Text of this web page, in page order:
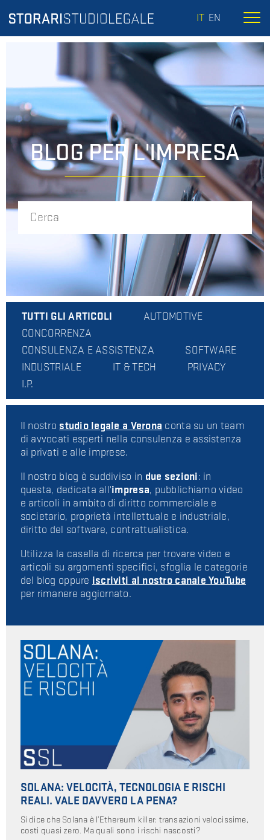
IT EN
BLOG PER L'IMPRESA
TUTTI GLI ARTICOLI
AUTOMOTIVE
CONCORRENZA
CONSULENZA E ASSISTENZA
SOFTWARE
INDUSTRIALE
IT & TECH
PRIVACY
I.P.
Il nostro studio legale a Verona conta su un team
di avvocati esperti nella consulenza e assistenza
ai privati e alle imprese.
Il nostro blog è suddiviso in due sezioni: in
questa, dedicata all'impresa, pubblichiamo video
e articoli in ambito di diritto commerciale e
societario, proprietà intellettuale e industriale,
diritto del software, contrattualistica.
Utilizza la casella di ricerca per trovare video e
articoli su argomenti specifici, sfoglia le categorie
del blog oppure iscriviti al nostro canale YouTube
per rimanere aggiornato.
SOLANA: VELOCITÀ, TECNOLOGIA E RISCHI
REALI. VALE DAVVERO LA PENA?
Si dice che Solana è l’Ethereum killer: transazioni velocissime,
costi quasi zero. Ma quali sono i rischi nascosti?